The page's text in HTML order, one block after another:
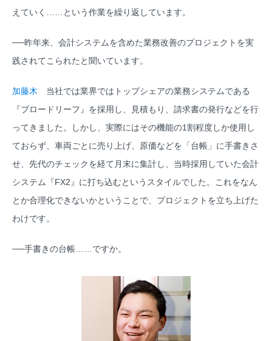
えていく……という作業を繰り返しています。
──昨年来、会計システムを含めた業務改善のプロジェクトを実
践されてこられたと聞いています。
加藤木 当社では業界ではトップシェアの業務システムである
『ブロードリーフ』を採用し、見積もり、請求書の発行などを行
ってきました。しかし、実際にはその機能の1割程度しか使用し
ておらず、車両ごとに売り上げ、原価などを「台帳」に手書きさ
せ、先代のチェックを経て月末に集計し、当時採用していた会計
システム『FX2』に打ち込むというスタイルでした。これをなん
とか合理化できないかということで、プロジェクトを立ち上げた
わけです。
──手書きの台帳……ですか。